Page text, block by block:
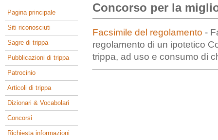
Pagina principale
Siti riconosciuti
Sagre di trippa
Pubblicazioni di trippa
Patrocinio
Articoli di trippa
Dizionari & Vocabolari
Concorsi
Richiesta informazioni
Concorso per la
Facsimile del regolamento -
regolamento di un ipotetico
trippa, ad uso e consumo di